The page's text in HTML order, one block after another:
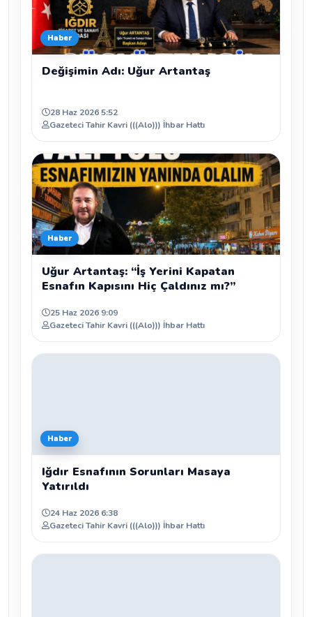
Haber
Değişimin Adı: Uğur Artantaş
28 Haz 2026 5:52
Gazeteci Tahir Kavri (((Alo))) İhbar Hattı
Haber
Uğur Artantaş: “İş Yerini Kapatan
Esnafın Kapısını Hiç Çaldınız mı?”
25 Haz 2026 9:09
Gazeteci Tahir Kavri (((Alo))) İhbar Hattı
Haber
Iğdır Esnafının Sorunları Masaya
Yatırıldı
24 Haz 2026 6:38
Gazeteci Tahir Kavri (((Alo))) İhbar Hattı